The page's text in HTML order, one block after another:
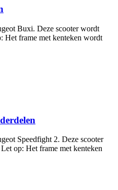
Buxi. Deze scooter wordt
Het frame met kenteken wordt
Speedfight 2. Deze scooter
op: Het frame met kenteken